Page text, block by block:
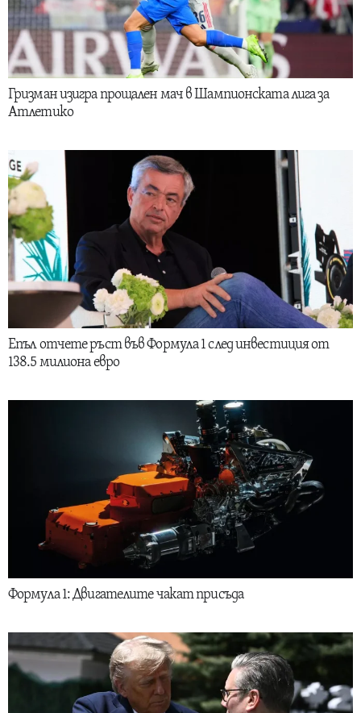
Гризман изигра прощален мач в Шампионската лига за
Атлетико
Епъл отчете ръст във Формула 1 след инвестиция от
138.5 милиона евро
Формула 1: Двигателите чакат присъда